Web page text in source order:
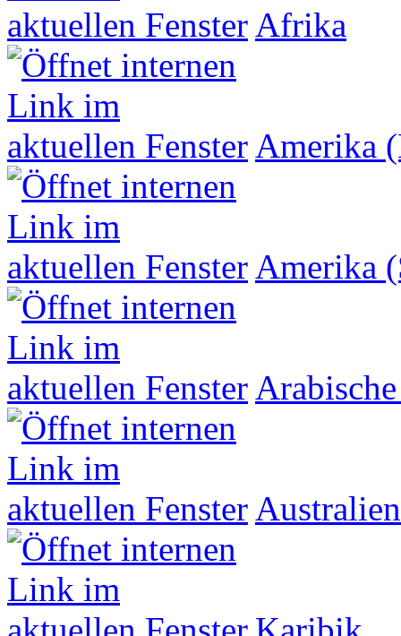
Afrika
Amerika
Amerika
Australien